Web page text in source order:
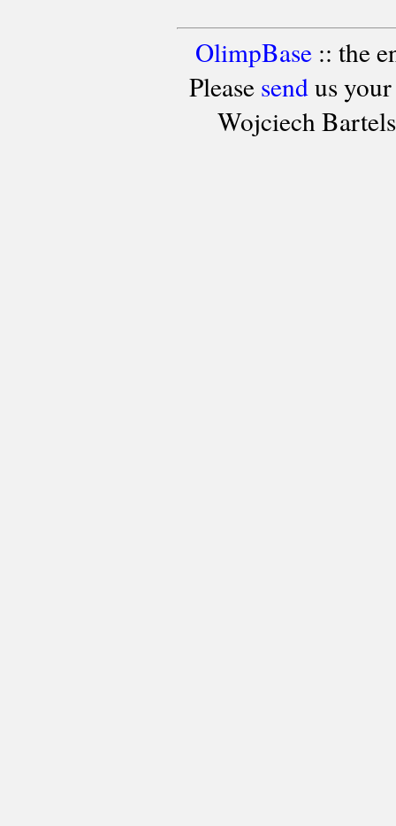
OlimpBase:: the
Please sendus your
Wojciech